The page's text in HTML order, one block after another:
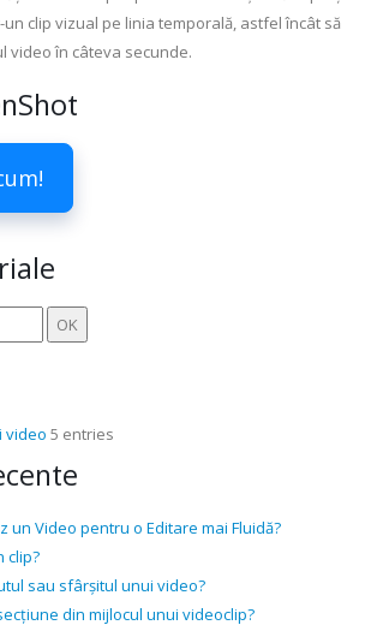
clip vizual pe linia temporală, astfel încât să
video în câteva secunde.
video 5 entries
un Video pentru o Editare mai Fluidă?
clip?
sau sfârșitul unui video?
din mijlocul unui videoclip?